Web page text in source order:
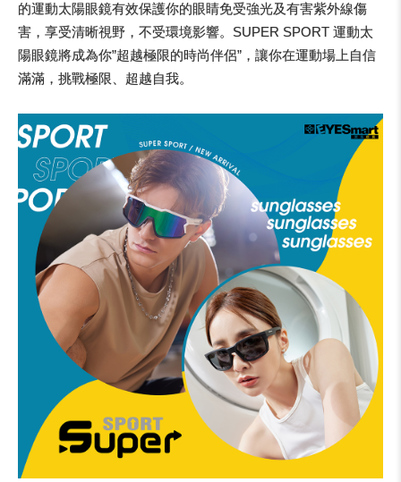
的運動太陽眼鏡有效保護你的眼睛免受強光及有害紫外線傷
害，享受清晰視野，不受環境影響。SUPER SPORT 運動太
陽眼鏡將成為你”超越極限的時尚伴侶”，讓你在運動場上自信
滿滿，挑戰極限、超越自我。